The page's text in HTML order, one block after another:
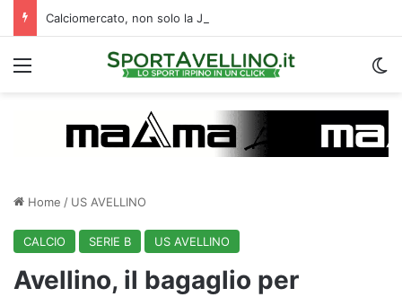
Menu
Home / US AVELLINO
CALCIO SERIE B US AVELLINO
Avellino, il bagaglio per